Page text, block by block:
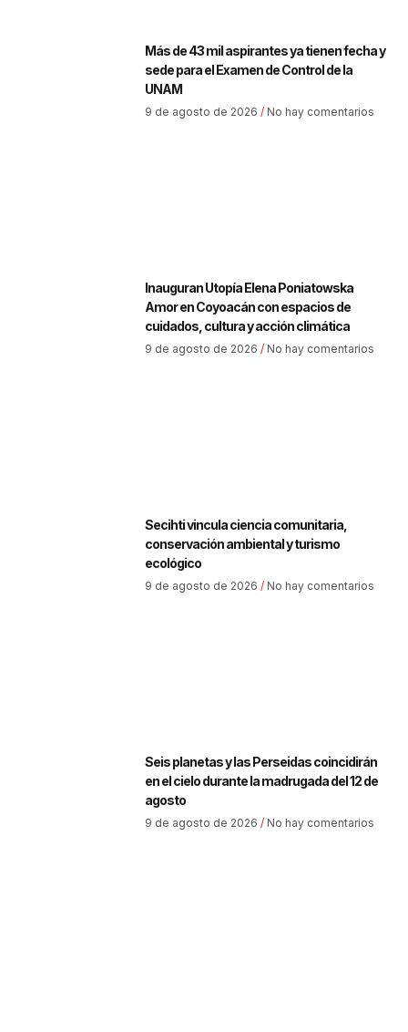
Más de 43 mil aspirantes ya tienen fecha y
sede para el Examen de Control de la
UNAM
9 de agosto de 2026 No hay comentarios
Inauguran Utopía Elena Poniatowska
Amor en Coyoacán con espacios de
cuidados, cultura y acción climática
9 de agosto de 2026 No hay comentarios
Secihti vincula ciencia comunitaria,
conservación ambiental y turismo
ecológico
9 de agosto de 2026 No hay comentarios
Seis planetas y las Perseidas coincidirán
en el cielo durante la madrugada del 12 de
agosto
9 de agosto de 2026 No hay comentarios